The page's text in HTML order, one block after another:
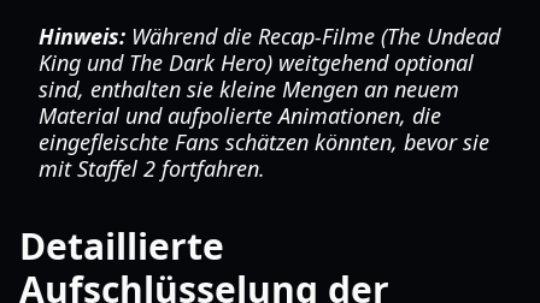
Hinweis: Während die Recap-Filme (The Undead
King und The Dark Hero) weitgehend optional
sind, enthalten sie kleine Mengen an neuem
Material und aufpolierte Animationen, die
eingefleischte Fans schätzen könnten, bevor sie
mit Staffel 2 fortfahren.
Detaillierte
Aufschlüsselung der